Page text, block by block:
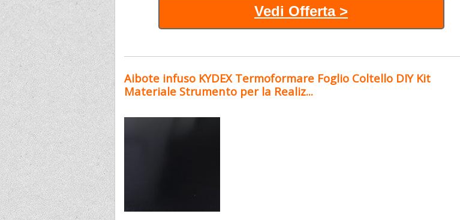
Vedi Offerta >
Aibote infuso KYDEX Termoformare Foglio Coltello DIY Kit
Materiale Strumento per la Realiz...